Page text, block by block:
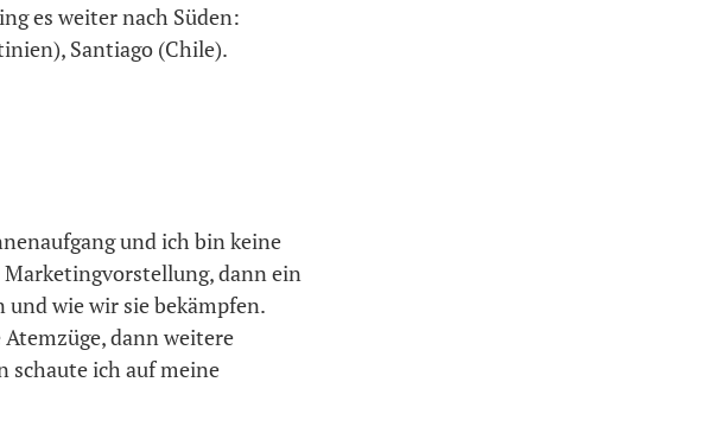
es weiter nach Süden:
Santiago (Chile).
und ich bin keine
dann ein
wie wir sie bekämpfen.
dann weitere
schaute ich auf meine